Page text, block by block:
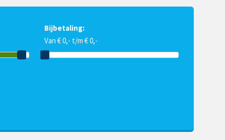
Bijbetaling:
Van € 0,- t/m € 0,-